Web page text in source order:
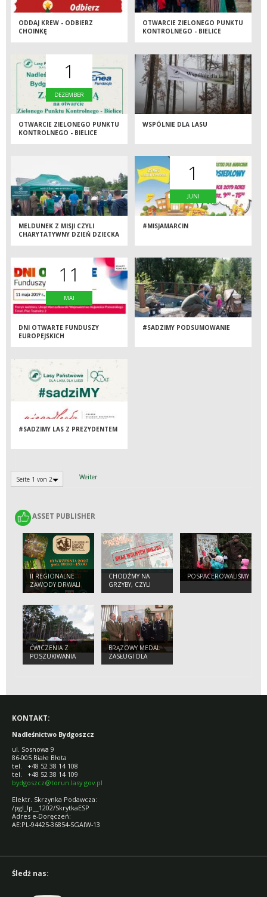
ODDAJ KREW - ODBIERZ
CHOINKĘ
OTWARCIE ZIELONEGO PUNKTU
KONTROLNEGO - BIELICE
1
DEZEMBER
OTWARCIE ZIELONEGO PUNKTU
KONTROLNEGO - BIELICE
WSPÓLNIE DLA LASU
MELDUNEK Z MISJI CZYLI
CHARYTATYWNY DZIEŃ DZIECKA
1
JUNI
#MISJAMARCIN
11
MAI
DNI OTWARTE FUNDUSZY
EUROPEJSKICH
#SADZIMY PODSUMOWANIE
#SADZIMY LAS Z PREZYDENTEM
Seite 1 von 2 Weiter
ASSET PUBLISHER
ASSET PUBLISHER
II REGIONALNE
ZAWODY DRWALI
RDLP W TORUNIU
CHODŹMY NA
GRZYBY, CZYLI
GRZYBOBRANIE W
NADLEŚNICTWIE
POSPACEROWALIŚMY
ĆWICZENIA Z
POSZUKIWANIA
OSÓB
BRĄZOWY MEDAL
ZASŁUGI DLA
POŻARNICTWA DLA
KONTAKT:
Nadleśnictwo Bydgoszcz
ul. Sosnowa 9
86-005 Białe Błota
tel. +48 52 38 14 108
tel. +48 52 38 14 109
bydgoszcz@torun.lasy.gov.pl
Elektr. Skrzynka Podawcza:
/pgl_lp__1202/SkrytkaESP
Adres e-Doręczeń:
AE:PL-94425-36854-SGAIW-13
Śledź nas: